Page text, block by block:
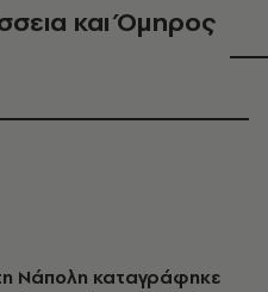
και Όμηρος
Νάπολη καταγράφηκε